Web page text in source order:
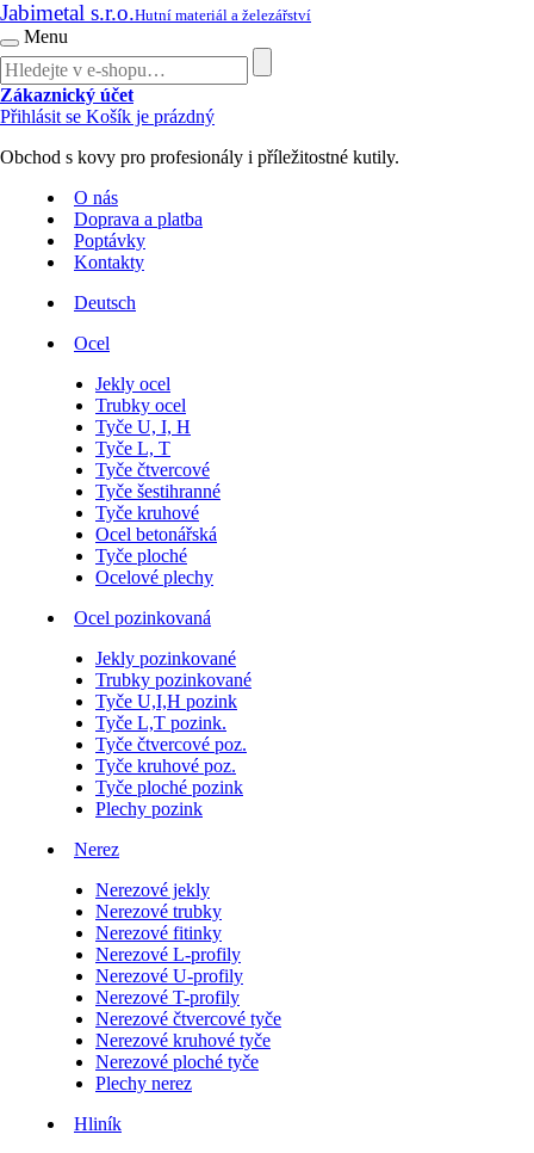
Jabimetal s.r.o.Hutní materiál a železářství
Menu
Zákaznický účet
Přihlásit se Košík je prázdný
Obchod s kovy pro profesionály i příležitostné kutily.
O nás
Doprava a platba
Poptávky
Kontakty
Deutsch
Ocel
Jekly ocel
Trubky ocel
Tyče U, I, H
Tyče L, T
Tyče čtvercové
Tyče šestihranné
Tyče kruhové
Ocel betonářská
Tyče ploché
Ocelové plechy
Ocel pozinkovaná
Jekly pozinkované
Trubky pozinkované
Tyče U,I,H pozink
Tyče L,T pozink.
Tyče čtvercové poz.
Tyče kruhové poz.
Tyče ploché pozink
Plechy pozink
Nerez
Nerezové jekly
Nerezové trubky
Nerezové fitinky
Nerezové L-profily
Nerezové U-profily
Nerezové T-profily
Nerezové čtvercové tyče
Nerezové kruhové tyče
Nerezové ploché tyče
Plechy nerez
Hliník